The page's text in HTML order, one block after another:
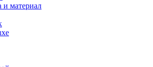
и материал